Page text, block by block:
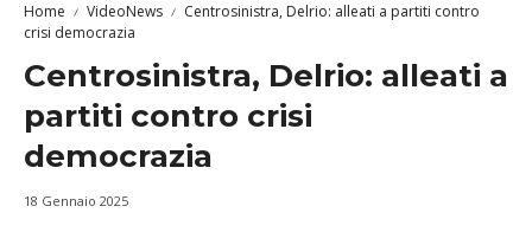
Home VideoNews
Centrosinistra, Delrio: alleati a partiti contro
crisi democrazia
Centrosinistra, Delrio: alleati a
partiti contro crisi
democrazia
18 Gennaio 2025